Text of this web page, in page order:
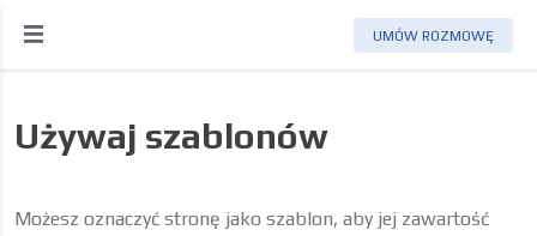
UMÓW ROZMOWĘ
Używaj szablonów
Możesz oznaczyć stronę jako szablon, aby jej zawartość